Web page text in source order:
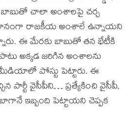
బాబుతో చాలా అంశాలపై చర్చ
రాజకీయ అంశాలే ఉన్నాయని
ఈ మేరకు బాబుతో తన భేటీకి
అక్కడ జరిగిన అంశాలను
పోస్టు పెట్టారు. ఈ
పార్టీ వైసీపీని… ప్రత్యేకించి వైసీపీ,
బాగానే ఇబ్బంది పెట్టాయని చెప్పక